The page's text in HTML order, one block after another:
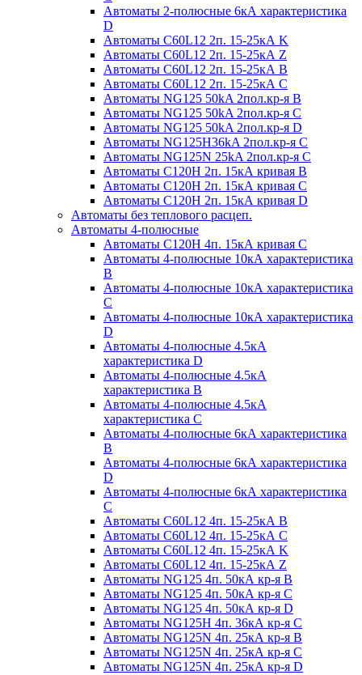
Автоматы 2-полюсные 6кА характеристика
D
Автоматы C60L12 2п. 15-25кА K
Автоматы C60L12 2п. 15-25кА Z
Автоматы C60L12 2п. 15-25кА B
Автоматы C60L12 2п. 15-25кА C
Автоматы NG125 50kA 2пол.кр-я B
Автоматы NG125 50kA 2пол.кр-я C
Автоматы NG125 50kA 2пол.кр-я D
Автоматы NG125H36kA 2пол.кр-я C
Автоматы NG125N 25kA 2пол.кр-я C
Автоматы С120H 2п. 15кА кривая B
Автоматы С120H 2п. 15кА кривая C
Автоматы С120H 2п. 15кА кривая D
Автоматы без теплового расцеп.
Автоматы 4-полюсные
Автоматы С120H 4п. 15кА кривая C
Автоматы 4-полюсные 10кА характеристика
B
Автоматы 4-полюсные 10кА характеристика
C
Автоматы 4-полюсные 10кА характеристика
D
Автоматы 4-полюсные 4.5кА
характеристика D
Автоматы 4-полюсные 4.5кА
характеристика В
Автоматы 4-полюсные 4.5кА
характеристика С
Автоматы 4-полюсные 6кА характеристика
B
Автоматы 4-полюсные 6кА характеристика
D
Автоматы 4-полюсные 6кА характеристика
С
Автоматы C60L12 4п. 15-25кА B
Автоматы C60L12 4п. 15-25кА C
Автоматы C60L12 4п. 15-25кА K
Автоматы C60L12 4п. 15-25кА Z
Автоматы NG125 4п. 50кА кр-я B
Автоматы NG125 4п. 50кА кр-я C
Автоматы NG125 4п. 50кА кр-я D
Автоматы NG125H 4п. 36кА кр-я C
Автоматы NG125N 4п. 25кА кр-я B
Автоматы NG125N 4п. 25кА кр-я C
Автоматы NG125N 4п. 25кА кр-я D